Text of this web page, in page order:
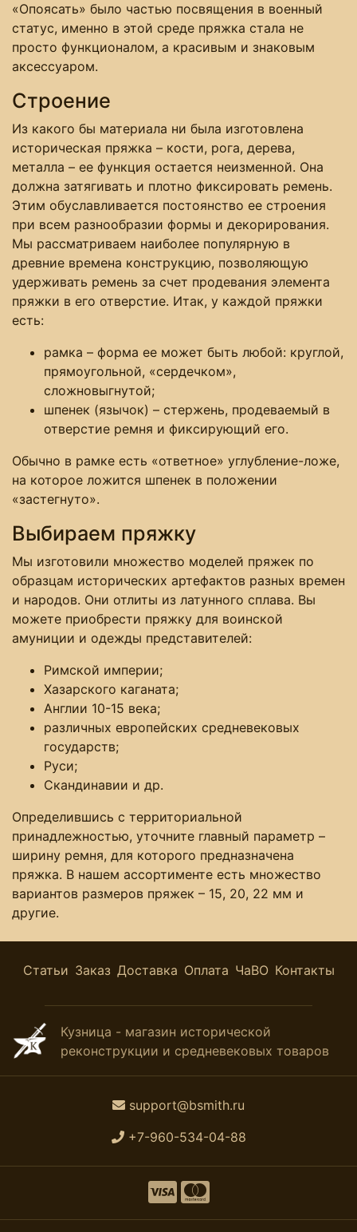
«Опоясать» было частью посвящения в военный
статус, именно в этой среде пряжка стала не
просто функционалом, а красивым и знаковым
аксессуаром.
Строение
Из какого бы материала ни была изготовлена
историческая пряжка – кости, рога, дерева,
металла – ее функция остается неизменной. Она
должна затягивать и плотно фиксировать ремень.
Этим обуславливается постоянство ее строения
при всем разнообразии формы и декорирования.
Мы рассматриваем наиболее популярную в
древние времена конструкцию, позволяющую
удерживать ремень за счет продевания элемента
пряжки в его отверстие. Итак, у каждой пряжки
есть:
рамка – форма ее может быть любой: круглой,
прямоугольной, «сердечком»,
сложновыгнутой;
шпенек (язычок) – стержень, продеваемый в
отверстие ремня и фиксирующий его.
Обычно в рамке есть «ответное» углубление-ложе,
на которое ложится шпенек в положении
«застегнуто».
Выбираем пряжку
Мы изготовили множество моделей пряжек по
образцам исторических артефактов разных времен
и народов. Они отлиты из латунного сплава. Вы
можете приобрести пряжку для воинской
амуниции и одежды представителей:
Римской империи;
Хазарского каганата;
Англии 10-15 века;
различных европейских средневековых
государств;
Руси;
Скандинавии и др.
Определившись с территориальной
принадлежностью, уточните главный параметр –
ширину ремня, для которого предназначена
пряжка. В нашем ассортименте есть множество
вариантов размеров пряжек – 15, 20, 22 мм и
другие.
Статьи Заказ Доставка Оплата ЧаВО Контакты
Кузница - магазин исторической
реконструкции и средневековых товаров
support@bsmith.ru
+7-960-534-04-88